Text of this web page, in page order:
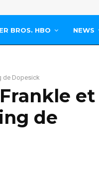
BROS. HBO NEWS
de Dopesick
et
de